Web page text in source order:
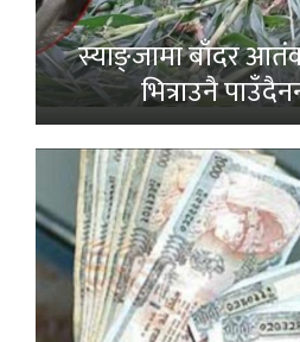
स्याङ्जामा बाँदर
भित्राउनै